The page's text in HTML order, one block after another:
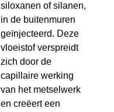
siloxanen of silanen,
in de buitenmuren
geïnjecteerd. Deze
vloeistof verspreidt
zich door de
capillaire werking
van het metselwerk
en creëert een